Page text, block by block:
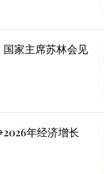
家主席苏林会见
年经济增长